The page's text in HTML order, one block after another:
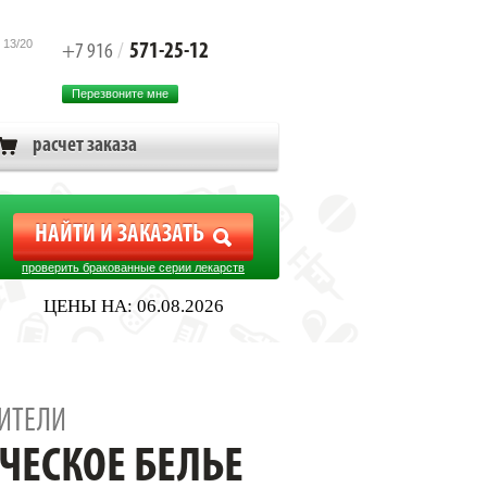
13/20 +7 916 / 571-25-12
Перезвоните мне
расчет заказа
проверить бракованные серии лекарств
ЦЕНЫ НА: 06.08.2026
БЕЛЬЕ